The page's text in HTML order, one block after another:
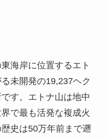
海岸に位置するエト
未開発の19,237ヘク
す。エトナ山は地中
で最も活発な複成火
史は50万年前まで遡